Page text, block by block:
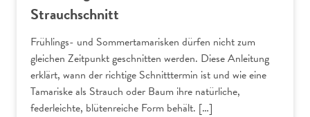
Strauchschnitt
Frühlings- und Sommertamarisken dürfen nicht zum
gleichen Zeitpunkt geschnitten werden. Diese Anleitung
erklärt, wann der richtige Schnitttermin ist und wie eine
Tamariske als Strauch oder Baum ihre natürliche,
federleichte, blütenreiche Form behält. […]